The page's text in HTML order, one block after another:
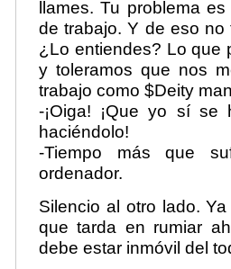
llames. Tu problema
de trabajo. Y de eso
¿Lo entiendes? Lo que
y toleramos que nos
trabajo como $Deity
-¡Oiga! ¡Que yo sí se
haciéndolo!
-Tiempo más que
ordenador.
Silencio al otro lado.
que tarda en rumiar
debe estar inmóvil del